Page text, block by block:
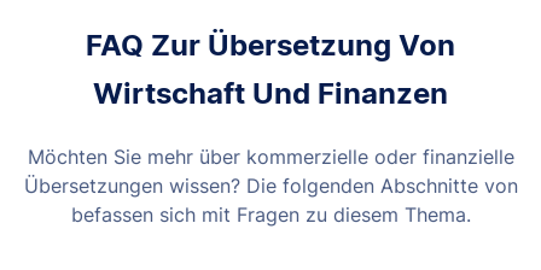
FAQ Zur Übersetzung Von
Wirtschaft Und Finanzen
Möchten Sie mehr über kommerzielle oder finanzielle
Übersetzungen wissen? Die folgenden Abschnitte von
befassen sich mit Fragen zu diesem Thema.